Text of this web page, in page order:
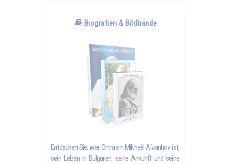
Biografien & Bildbände
Entdecken Sie, werOmraam Mikhaël Aïvanhovist,
sein Leben in Bulgarien, seine Ankunft und seine